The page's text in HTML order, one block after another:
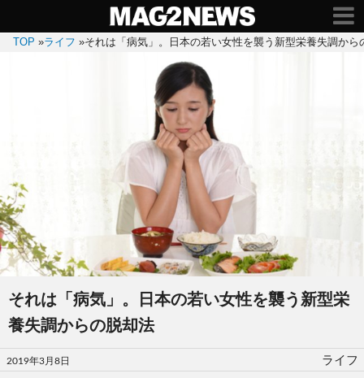
TOP »ライフ »それは「病気」。日本の若い女性を襲う新型栄養失調から
それは「病気」。日本の若い女性を襲う新型栄
養失調からの脱却法
投
稿
2019年3月8日 ライフ